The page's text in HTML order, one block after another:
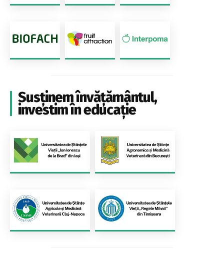
Susținem învățământul,
investim în educație